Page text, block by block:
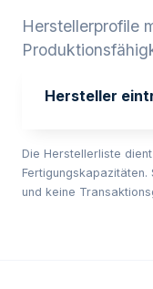
Herstellerprofile
Hersteller
Die Herstellerliste
und keine